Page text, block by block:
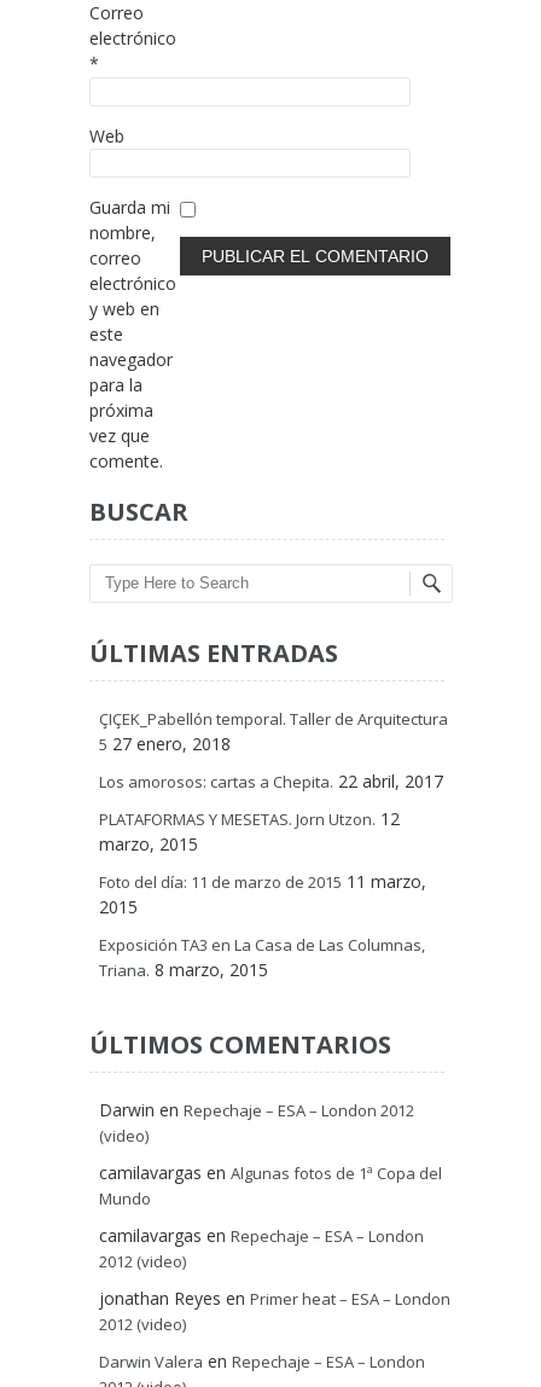
Correo
electrónico
*
Web
Guarda mi
nombre,
correo
electrónico
y web en
este
navegador
para la
próxima
vez que
comente.
BUSCAR
Search
ÚLTIMAS ENTRADAS
ÇIÇEK_Pabellón temporal. Taller de Arquitectura
5 27 enero, 2018
Los amorosos: cartas a Chepita. 22 abril, 2017
PLATAFORMAS Y MESETAS. Jorn Utzon. 12
marzo, 2015
Foto del día: 11 de marzo de 2015 11 marzo,
2015
Exposición TA3 en La Casa de Las Columnas,
Triana. 8 marzo, 2015
ÚLTIMOS COMENTARIOS
Darwin en Repechaje – ESA – London 2012
(video)
camilavargas en Algunas fotos de 1ª Copa del
Mundo
camilavargas en Repechaje – ESA – London
2012 (video)
jonathan Reyes en Primer heat – ESA – London
2012 (video)
Darwin Valera en Repechaje – ESA – London